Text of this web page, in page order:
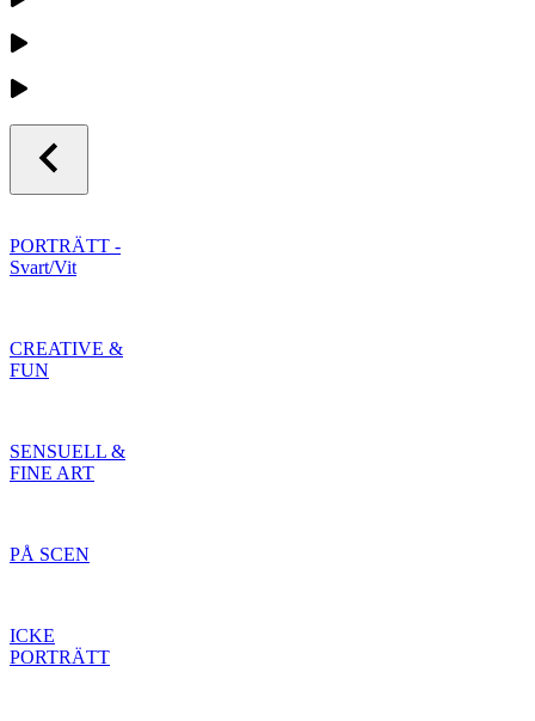
PORTRÄTT -
Svart/Vit
CREATIVE &
FUN
SENSUELL &
FINE ART
PÅ SCEN
ICKE
PORTRÄTT